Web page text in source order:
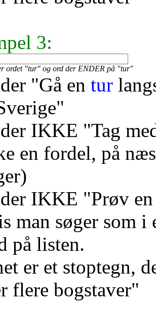
3:
ordet "tur" og ord der ENDER på "tur"
"Gå en tur
IKKE "Tag
en fordel, på
IKKE "Prøv
man søger som i
på listen.
er et stoptegn,
flere bogstaver"